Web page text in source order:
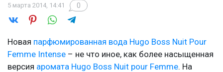
5 марта 2014, 14:41 0
Новая парфюмированная вода Hugo Boss Nuit Pour
Femme Intense – не что иное, как более насыщенная
версия аромата Hugo Boss Nuit pour Femme. На